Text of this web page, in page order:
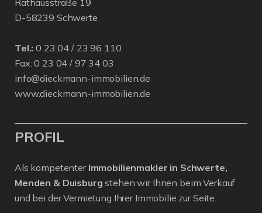
D-58239 Schwerte
Tel.: 0 23 04 / 23 96 110
Fax: 0 23 04 / 97 34 03
info@dieckmann-immobilien.de
www.dieckmann-immobilien.de
PROFIL
Als kompetenter Immobilienmakler in Schwerte,
Menden & Duisburg stehen wir Ihnen beim Verkauf
und bei der Vermietung Ihrer Immobilie zur Seite.